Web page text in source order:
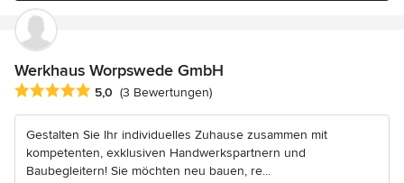
Werkhaus Worpswede GmbH
Durchschnittliche Bewertung: 5 von 5 Sternen
5,0 (3 Bewertungen)
Gestalten Sie Ihr individuelles Zuhause zusammen mit
kompetenten, exklusiven Handwerkspartnern und
Baubegleitern! Sie möchten neu bauen, re...